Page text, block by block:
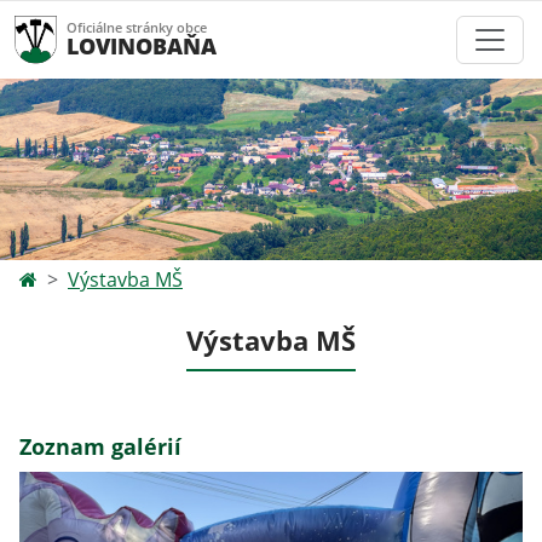
Oficiálne stránky obce
LOVINOBAŇA
Výstavba MŠ
Výstavba MŠ
Zoznam galérií